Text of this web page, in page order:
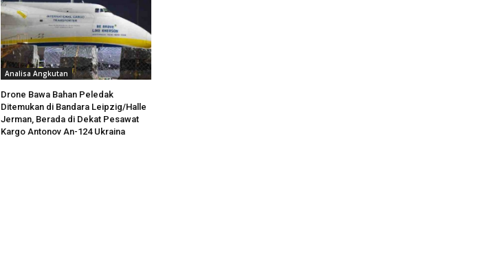
Analisa Angkutan
Drone Bawa Bahan Peledak
Ditemukan di Bandara Leipzig/Halle
Jerman, Berada di Dekat Pesawat
Kargo Antonov An-124 Ukraina